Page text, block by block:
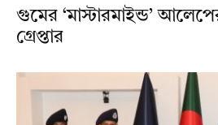
গুমের ‘মাস্টারমাইন্ড’
গ্রেপ্তার